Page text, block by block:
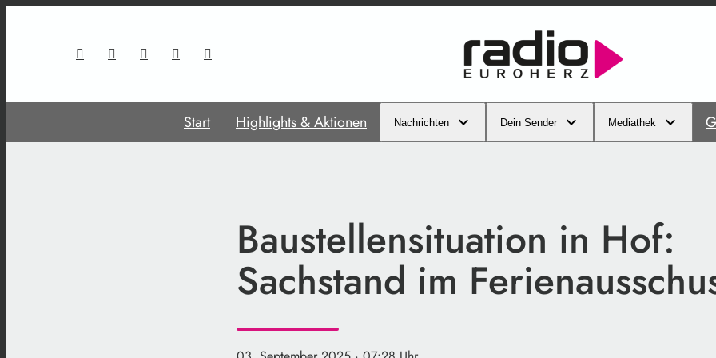
Start Highlights & Aktionen Nachrichten Dein Sender Mediathek
Baustellensituation in Hof:
Sachstand im